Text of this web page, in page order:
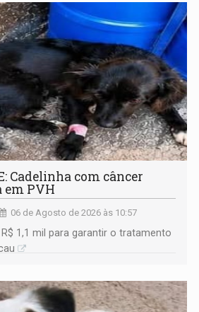
Cadelinha com câncer
em PVH
06 de Agosto de 2026 às 10:57
1,1 mil para garantir o tratamento